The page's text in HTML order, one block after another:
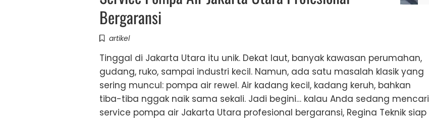
Bergaransi
artikel
Tinggal di Jakarta Utara itu unik. Dekat laut, banyak kawasan perumahan,
gudang, ruko, sampai industri kecil. Namun, ada satu masalah klasik yang
sering muncul: pompa air rewel. Air kadang kecil, kadang keruh, bahkan
tiba-tiba nggak naik sama sekali. Jadi begini… kalau Anda sedang mencari
service pompa air Jakarta Utara profesional bergaransi, Regina Teknik siap